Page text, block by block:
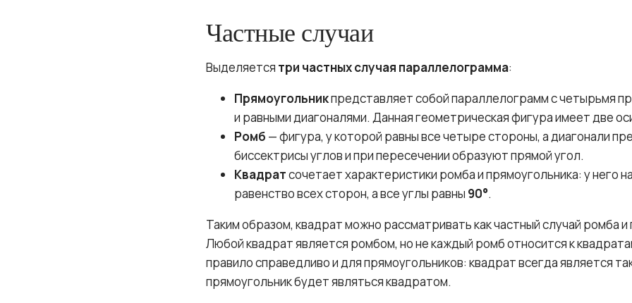
Частные случаи
Выделяется три частных случая параллелограмма:
Прямоугольникпредставляет собой параллелограмм с четырьмя
и равными диагоналями. Данная геометрическая фигура имеет две
Ромб — фигура, у которой равны все четыре стороны, а диагонали
биссектрисы углов и при пересечении образуют прямой угол.
Квадратсочетает характеристики ромба и прямоугольника: у него
равенство всех сторон, а все углы равны 90°.
Таким образом, квадрат можно рассматривать как частный случай ромба и
Любой квадрат является ромбом, но не каждый ромб относится к
правило справедливо и для прямоугольников: квадрат всегда является
прямоугольник будет являться квадратом.